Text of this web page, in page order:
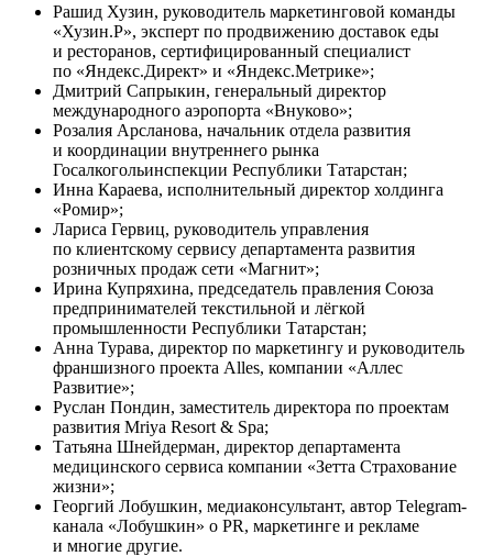
Рашид Хузин, руководитель маркетинговой команды
«Хузин.Р», эксперт по продвижению доставок еды
и ресторанов, сертифицированный специалист
по «Яндекс.Директ» и «Яндекс.Метрике»;
Дмитрий Сапрыкин, генеральный директор
международного аэропорта «Внуково»;
Розалия Арсланова, начальник отдела развития
и координации внутреннего рынка
Госалкогольинспекции Республики Татарстан;
Инна Караева, исполнительный директор холдинга
«Ромир»;
Лариса Гервиц, руководитель управления
по клиентскому сервису департамента развития
розничных продаж сети «Магнит»;
Ирина Купряхина, председатель правления Союза
предпринимателей текстильной и лёгкой
промышленности Республики Татарстан;
Анна Турава, директор по маркетингу и руководитель
франшизного проекта Alles, компании «Аллес
Развитие»;
Руслан Пондин, заместитель директора по проектам
развития Mriya Resort & Spa;
Татьяна Шнейдерман, директор департамента
медицинского сервиса компании «Зетта Страхование
жизни»;
Георгий Лобушкин, медиаконсультант, автор Telegram-
канала «Лобушкин» о PR, маркетинге и рекламе
и многие другие.